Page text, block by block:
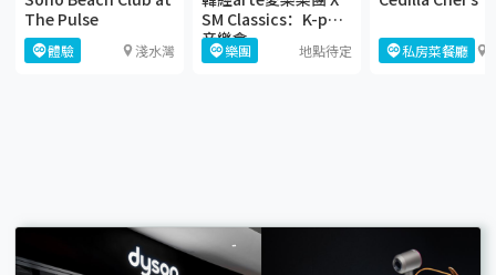
The Pulse
體驗 淺水灣
SM Classics：K-pop
音樂會
樂團 地點待定 私房菜餐廳